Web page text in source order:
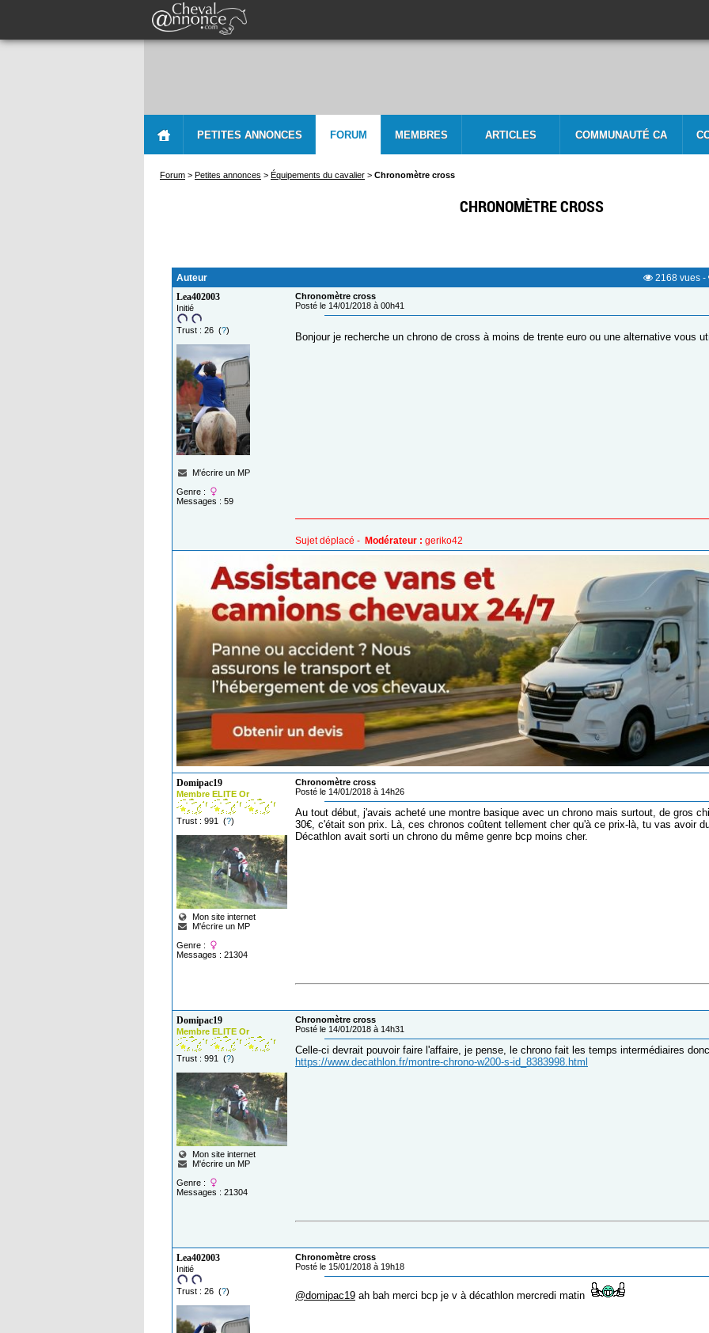
PETITES ANNONCES FORUM MEMBRES ARTICLES COMMUNAUTÉ CA
Forum > Petites annonces > Équipements du cavalier > Chronomètre cross
CHRONOMÈTRE CROSS
Auteur 2168 vues -
Lea402003
Initié
Trust : 26 (?)
M'écrire un MP
Genre :
Messages : 59
Chronomètre cross
Posté le 14/01/2018 à 00h41
Bonjour je recherche un chrono de cross à moins de trente euro ou une alternative vous
Sujet déplacé - Modérateur : geriko42
Domipac19
Membre ELITE Or
Trust : 991 (?)
Mon site internet
M'écrire un MP
Genre :
Messages : 21304
Chronomètre cross
Posté le 14/01/2018 à 14h26
Au tout début, j'avais acheté une montre basique avec un chrono mais surtout, de gros
30€, c'était son prix. Là, ces chronos coûtent tellement cher qu'à ce prix-là, tu vas avoir
Décathlon avait sorti un chrono du même genre bcp moins cher.
Domipac19
Membre ELITE Or
Trust : 991 (?)
Mon site internet
M'écrire un MP
Genre :
Messages : 21304
Chronomètre cross
Posté le 14/01/2018 à 14h31
Celle-ci devrait pouvoir faire l'affaire, je pense, le chrono fait les temps intermédiaires
https://www.decathlon.fr/montre-chrono-w200-s-id_8383998.html
Lea402003
Initié
Trust : 26 (?)
Chronomètre cross
Posté le 15/01/2018 à 19h18
@domipac19 ah bah merci bcp je v à décathlon mercredi matin